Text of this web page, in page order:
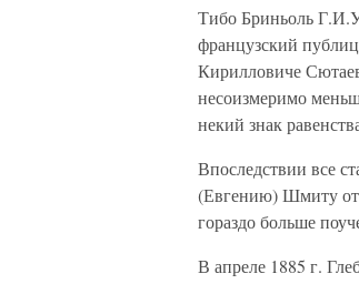
Тибо Бриньоль
французский
Кирилловиче
несоизмеримо
некий знак
Впоследствии все
(Евгению) Шмиту от
гораздо больше
В апреле 1885 г.